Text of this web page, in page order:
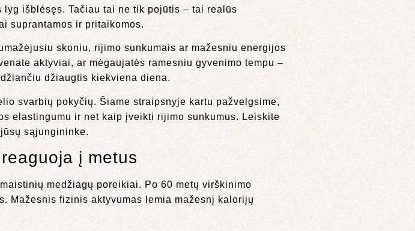
išblėsęs. Tačiau tai ne tik pojūtis – tai realūs
suprantamos ir pritaikomos.
skoniu, rijimo sunkumais ar mažesniu energijos
aktyviai, ar mėgaujatės ramesniu gyvenimo tempu –
džiaugtis kiekviena diena.
svarbių pokyčių. Šiame straipsnyje kartu pažvelgsime,
elastingumu ir net kaip įveikti rijimo sunkumus. Leiskite
sąjungininke.
į metus
medžiagų poreikiai. Po 60 metų virškinimo
Mažesnis fizinis aktyvumas lemia mažesnį kalorijų